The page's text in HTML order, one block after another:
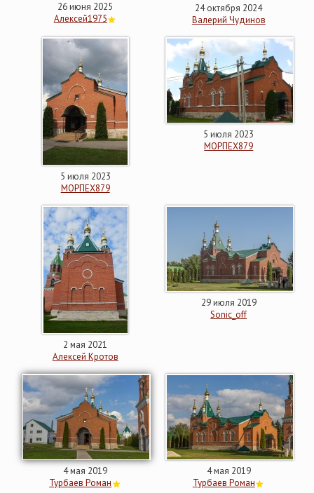
26 июня 2025
Алексей1975
24 октября 2024
Валерий Чудинов
5 июля 2023
МОРПЕХ879
5 июля 2023
МОРПЕХ879
2 мая 2021
Алексей Кротов
29 июля 2019
Sonic_off
4 мая 2019
Турбаев Роман
4 мая 2019
Турбаев Роман